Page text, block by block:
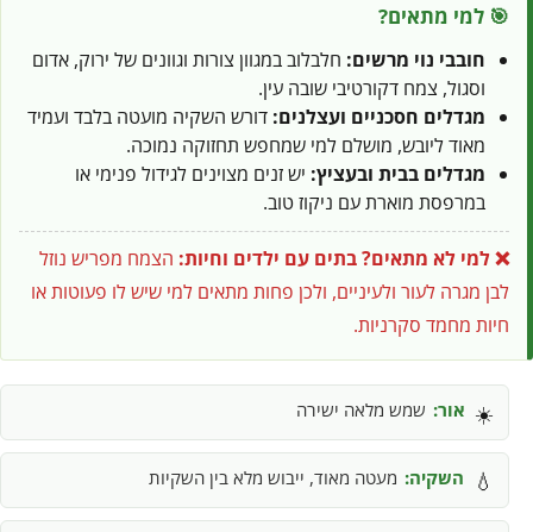
🎯 למי מתאים?
חובבי נוי מרשים: חלבלוב במגוון צורות וגוונים של ירוק, אדום
וסגול, צמח דקורטיבי שובה עין.
מגדלים חסכניים ועצלנים: דורש השקיה מועטה בלבד ועמיד
מאוד ליובש, מושלם למי שמחפש תחזוקה נמוכה.
מגדלים בבית ובעציץ: יש זנים מצוינים לגידול פנימי או
במרפסת מוארת עם ניקוז טוב.
❌ למי לא מתאים?בתים עם ילדים וחיות: הצמח מפריש נוזל
לבן מגרה לעור ולעיניים, ולכן פחות מתאים למי שיש לו פעוטות או
חיות מחמד סקרניות.
☀️ אור: שמש מלאה ישירה
💧 השקיה: מעטה מאוד, ייבוש מלא בין השקיות